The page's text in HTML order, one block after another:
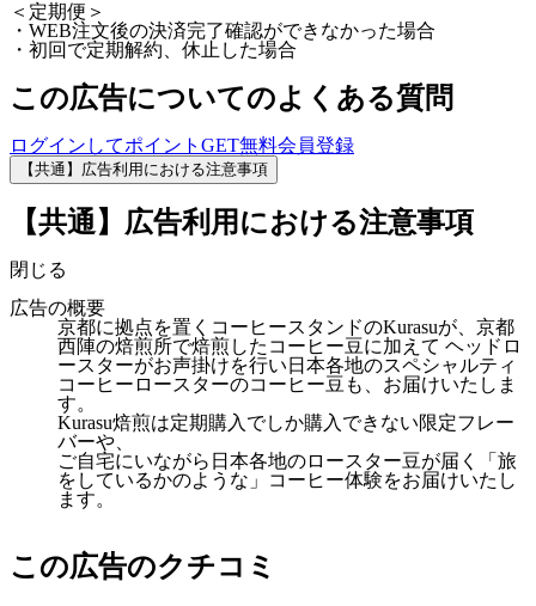
＜定期便＞
・WEB注文後の決済完了確認ができなかった場合
・初回で定期解約、休止した場合
この広告についてのよくある質問
ログインしてポイントGET無料会員登録
【共通】広告利用における注意事項
【共通】広告利用における注意事項
閉じる
広告の概要
京都に拠点を置くコーヒースタンドのKurasuが、京都
西陣の焙煎所で焙煎したコーヒー豆に加えて ヘッドロ
ースターがお声掛けを行い日本各地のスペシャルティ
コーヒーロースターのコーヒー豆も、お届けいたしま
す。
Kurasu焙煎は定期購入でしか購入できない限定フレー
バーや、
ご自宅にいながら日本各地のロースター豆が届く「旅
をしているかのような」コーヒー体験をお届けいたし
ます。
この広告のクチコミ